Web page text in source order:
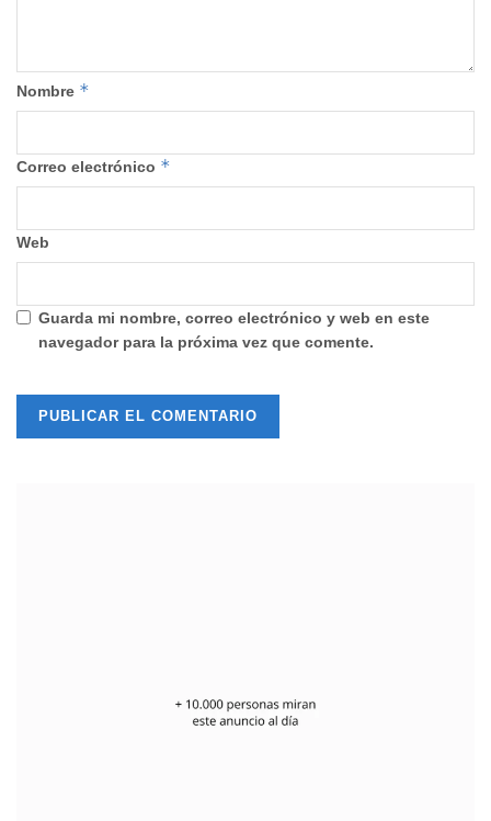
Nombre *
Correo electrónico *
Web
Guarda mi nombre, correo electrónico y web en este
navegador para la próxima vez que comente.